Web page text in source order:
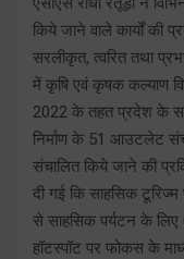
किये जाने वाले कार्यों की
सरलीकृत, त्वरित तथा
में कृषि एवं कृषक कल्याण
2022 के तहत प्रदेश के
निर्माण के 51 आउटलेट
संचालित किये जाने की
दी गई कि साहसिक टूरिज्म
से साहसिक पर्यटन के लिए
हॉटस्पॉट पर फोकस के